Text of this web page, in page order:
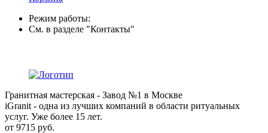
Режим работы:
См. в разделе "Контакты"
Гранитная мастерская - Завод №1 в Москве
iGranit - одна из лучших компаний в области ритуальных
услуг. Уже более 15 лет.
от 9715 руб.